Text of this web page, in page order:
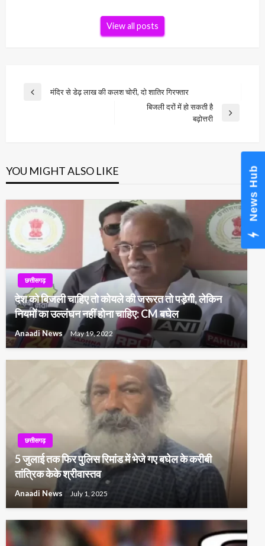
View all posts
Post
Previous
मंदिर से डेढ़ लाख की कलश चोरी, दो शातिर गिरफ्तार
बिजली दरों में हो सकती है
बढ़ोत्तरी
YOU MIGHT ALSO LIKE
छत्तीसगढ़
देश को बिजली चाहिए तो कोयले की जरूरत तो पड़ेगी, लेकिन
नियमों का उल्लंघन नहीं होना चाहिए: CM बघेल
Anaadi News May 19, 2022
छत्तीसगढ़
5 जुलाई तक फिर पुलिस रिमांड में भेजे गए बघेल के करीबी
तांत्रिक केके श्रीवास्तव
Anaadi News July 1, 2025
News Hub